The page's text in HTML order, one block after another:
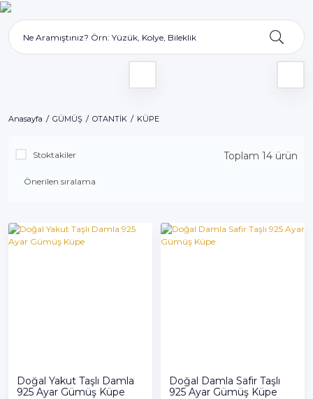
Anasayfa GÜMÜŞ OTANTİK KÜPE
Stoktakiler Toplam 14 ürün
Doğal Yakut Taşlı Damla
925 Ayar Gümüş Küpe
Doğal Damla Safir Taşlı
925 Ayar Gümüş Küpe